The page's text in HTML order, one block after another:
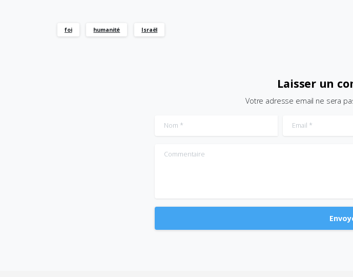
foi humanité Israël
Laisser un
Votre adresse email ne sera
Nom Email
Commentaire